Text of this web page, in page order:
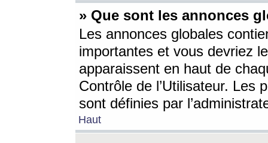
» Que sont les annonces
Les annonces globales
importantes et vous devriez
apparaissent en haut de
Contrôle de l’Utilisateur. Les
sont définies par
Haut